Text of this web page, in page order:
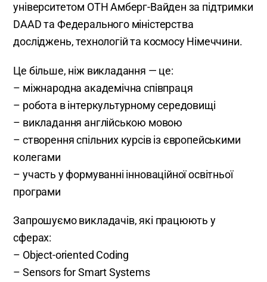
університетом OTH Амберг-Вайден за підтримки
DAAD та Федерального міністерства
досліджень, технологій та космосу Німеччини.
Це більше, ніж викладання — це:
– міжнародна академічна співпраця
– робота в інтеркультурному середовищі
– викладання англійською мовою
– створення спільних курсів із європейськими
колегами
– участь у формуванні інноваційної освітньої
програми
Запрошуємо викладачів, які працюють у
сферах:
– Object-oriented Coding
– Sensors for Smart Systems